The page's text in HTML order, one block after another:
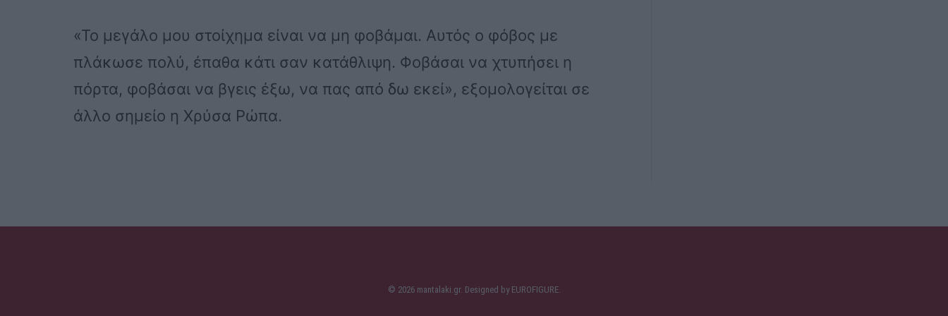
«Το μεγάλο μου στοίχημα είναι να μη φοβάμαι. Αυτός ο φόβος με
πλάκωσε πολύ, έπαθα κάτι σαν κατάθλιψη. Φοβάσαι να χτυπήσει η
πόρτα, φοβάσαι να βγεις έξω, να πας από δω εκεί», εξομολογείται σε
άλλο σημείο η Χρύσα Ρώπα.
© 2026 mantalaki.gr. Designed by EUROFIGURE.